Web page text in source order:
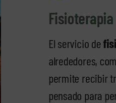
El servicio de
alrededores,
permite recibir
pensado para